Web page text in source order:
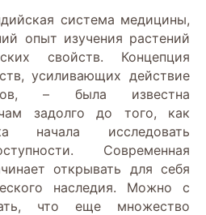
система медицины,
опыт изучения растений
свойств. Концепция
усиливающих действие
– была известна
задолго до того, как
начала исследовать
Современная
открывать для себя
наследия. Можно с
что еще множество